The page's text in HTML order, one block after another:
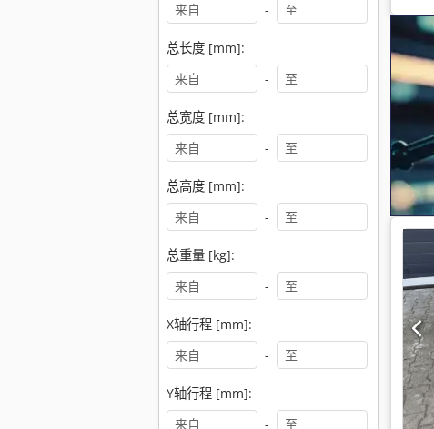
-
总长度 [mm]:
-
总宽度 [mm]:
-
总高度 [mm]:
-
总重量 [kg]:
-
X轴行程 [mm]:
-
Y轴行程 [mm]:
-